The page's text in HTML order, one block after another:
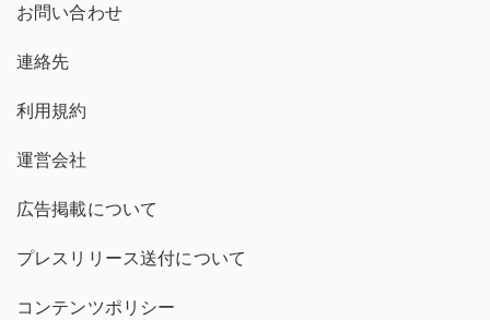
お問い合わせ
連絡先
利用規約
運営会社
広告掲載について
プレスリリース送付について
コンテンツポリシー